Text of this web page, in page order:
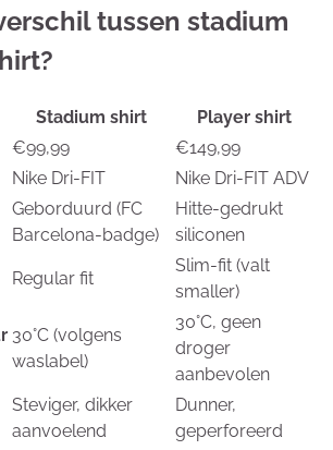
tussen stadium
Stadium shirt
Player shirt
€99,99
€149,99
Nike Dri-FIT Nike Dri-FIT ADV
Geborduurd (FC
Barcelona-badge)
Hitte-gedrukt
siliconen
Regular fit
Slim-fit (valt
smaller)
30°C (volgens
waslabel)
30°C, geen
droger
aanbevolen
Steviger, dikker
aanvoelend
Dunner,
geperforeerd